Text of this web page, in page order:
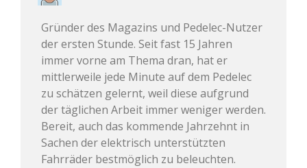
Gründer des Magazins und Pedelec-Nutzer
der ersten Stunde. Seit fast 15 Jahren
immer vorne am Thema dran, hat er
mittlerweile jede Minute auf dem Pedelec
zu schätzen gelernt, weil diese aufgrund
der täglichen Arbeit immer weniger werden.
Bereit, auch das kommende Jahrzehnt in
Sachen der elektrisch unterstützten
Fahrräder bestmöglich zu beleuchten.